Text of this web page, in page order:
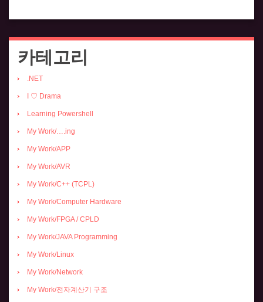
카테고리
.NET
I ♡ Drama
Learning Powershell
My Work/….ing
My Work/APP
My Work/AVR
My Work/C++ (TCPL)
My Work/Computer Hardware
My Work/FPGA / CPLD
My Work/JAVA Programming
My Work/Linux
My Work/Network
My Work/전자계산기 구조